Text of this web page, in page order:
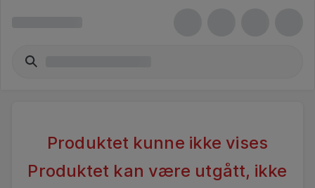
Produktet kunne ikke vises
Produktet kan være utgått, ikke